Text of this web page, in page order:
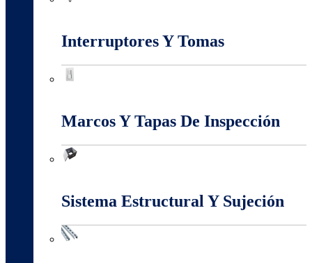
Interruptores Y Tomas
Marcos Y Tapas De Inspección
Sistema Estructural Y Sujeción